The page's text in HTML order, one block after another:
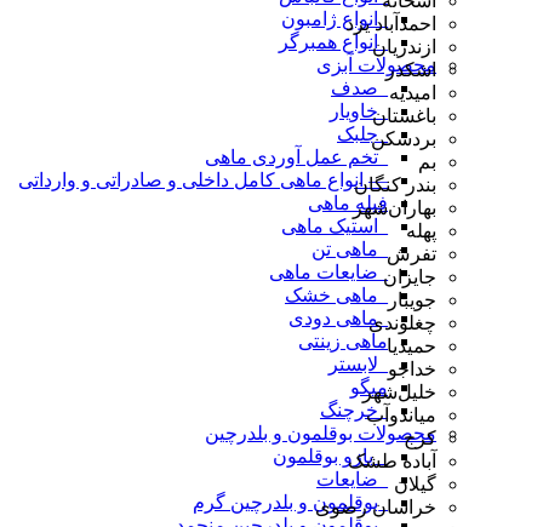
_انواع ژامبون
_انواع همبرگر
محصولات آبزی
_صدف
_خاویار
_جلبک
_تخم عمل آوردی ماهی
— انواع ماهی کامل داخلی و صادراتی و وارداتی
فیله ماهی
_استیک ماهی
_ماهی تن
_ضایعات ماهی
_ماهی خشک
_ماهی دودی
ماهی زینتی
_لابستر
میگو
_خرچنگ
محصولات بوقلمون و بلدرچین
_ بازو بوقلمون
_ضایعات
_بوقلمون و بلدرچین گرم
احمدآباد یزد
ازندریان
اشکذر
امیدیه
باغستان
بردسکن
بم
بندر کنگان
بهاران‌شهر
پهله
تفرش
جایزان
جویبار
چغلوندی
حمیدیا
خداجو
خلیل‌شهر
میاندوآب
کرج
آباده طشک
گیلان
خراسان رضوی